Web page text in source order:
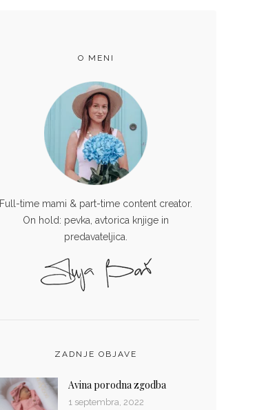
O MENI
Full-time mami & part-time content creator.
On hold: pevka, avtorica knjige in
predavateljica.
ZADNJE OBJAVE
Avina porodna zgodba
1 septembra, 2022